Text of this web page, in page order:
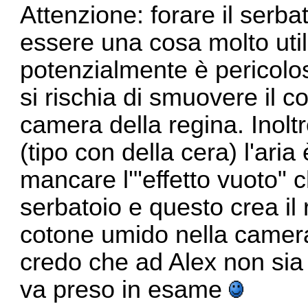
Attenzione: forare il
essere una cosa molto
potenzialmente è
si rischia di smuovere il
camera della regina.
(tipo con della cera)
mancare l'"effetto vuoto"
serbatoio e questo crea
cotone umido nella
credo che ad Alex non
va preso in esame